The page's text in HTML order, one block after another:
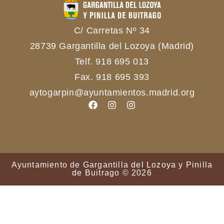
C/ Carretas Nº 34
28739 Gargantilla del Lozoya (Madrid)
Telf. 918 695 013
Fax. 918 695 393
aytogarpin@ayuntamientos.madrid.org
Ayuntamiento de Gargantilla del Lozoya y Pinilla
de Buitrago © 2026